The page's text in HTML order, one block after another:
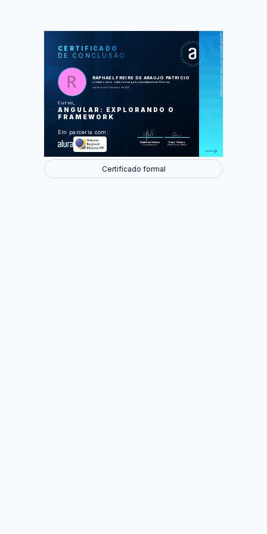
CERTIFICADO
DE CONCLUSÃO
RAPHAEL FREIRE DE ARAUJO PATRICIO
concluiu o curso online com carga horária estimada em 10 horas.
Finalizado em 17 de março de 2022
Curso
ANGULAR: EXPLORANDO O
FRAMEWORK
Em parceria com:
Guilherme Silveira
Coordenador
Paulo Silveira
Chief Vision Officer
https://cursos.alura.com.br/certificate/d809e570-9bb1-4038-bc2b-6b790e05c58a
LAS
Conhecendo o ambiente
Formulário de nova transferência
Transferências
Foram feitas 57 de 57 atividades.
Certificado formal